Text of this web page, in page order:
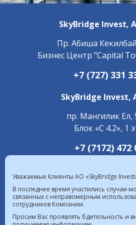
SkyBridge Invest,
Пр. ​Абиша
Бизнес Центр "Capital
+7 (727) 331
SkyBridge Invest,
пр. Мангилик Ел,
Блок «С 4.2», 1
+7 (7172) 472
Курс валют в РК на
Уважаемые Клиенты АО «SkyBridge
В последнее время участились случаи
связанных с неправомерным
сотрудников Компании.
Просим Вас проявлять бдительность и